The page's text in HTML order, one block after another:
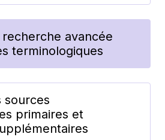
avancée
terminologiques
sources
primaires et